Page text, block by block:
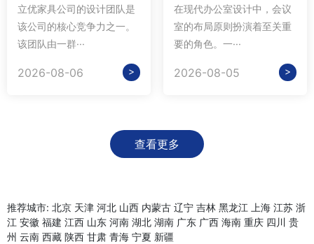
立优家具公司的设计团队是
该公司的核心竞争力之一。
该团队由一群···
2026-08-06 >
在现代办公室设计中，会议
室的布局原则扮演着至关重
要的角色。一···
2026-08-05 >
查看更多
推荐城市: 北京 天津 河北 山西 内蒙古 辽宁 吉林 黑龙江 上海 江苏 浙
江 安徽 福建 江西 山东 河南 湖北 湖南 广东 广西 海南 重庆 四川 贵
州 云南 西藏 陕西 甘肃 青海 宁夏 新疆